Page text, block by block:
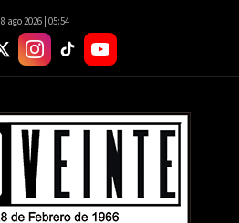
8 ago 2026 | 05:54